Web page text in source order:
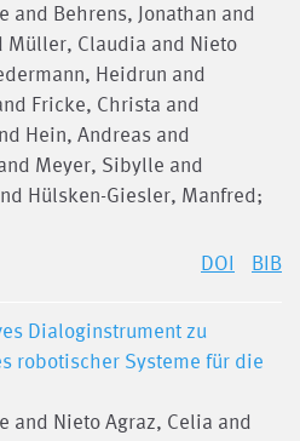
and Behrens, Jonathan and
Müller, Claudia and Nieto
Heidrun and
Fricke, Christa and
Hein, Andreas and
Meyer, Sibylle and
Hülsken-Giesler, Manfred;
DOI BIB
Dialoginstrument zu
robotischer Systeme für die
and Nieto Agraz, Celia and